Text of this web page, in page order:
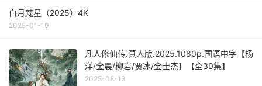
白月梵星（2025）4K
2025-01-19
凡人修仙传.真人版.2025.1080p.国语中字【杨
洋/金晨/柳岩/贾冰/金士杰】【全30集】
2025-08-13